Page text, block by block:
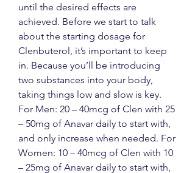
until the desired effects are
achieved. Before we start to talk
about the starting dosage for
Clenbuterol, it’s important to keep
in. Because you’ll be introducing
two substances into your body,
taking things low and slow is key.
For Men: 20 – 40mcg of Clen with 25
– 50mg of Anavar daily to start with,
and only increase when needed. For
Women: 10 – 40mcg of Clen with 10
– 25mg of Anavar daily to start with,